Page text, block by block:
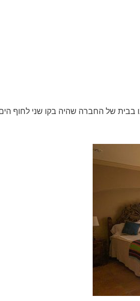
בבית של החברה שהיה בקו שני לחוף